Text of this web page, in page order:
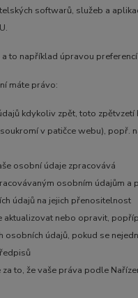
softwarů, služeb a
to například úpravou
máte právo:
kdykoliv zpět, toto
v patičce webu), popř.
osobní údaje zpracovává
osobním údajům a
údajů na jejich přenositelnost
aktualizovat nebo opravit,
údajů, pokud se
to, že vaše práva podle